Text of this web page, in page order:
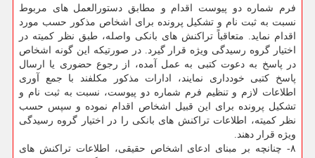
فرم شماره دو پیوست اقدام و مطابق دستورالعمل های مربوط
نسبت به ثبت نام و تشكیل پرونده برای اشخاص مذكور حسب مورد
اقدام نماید. متعاقباً تراكنش های بانكی واصله، طبق نظر كمیته در
اختیار گروه رسیدگی ویژه قرار گیرد. در صورتیكه این گونه اشخاص
در پاسخ به دعوت كتبی به عمل آمده، از رجوع حضوری یا ارسال
پاسخ كتبی خودداری نمایند، ادارات مذكور مكلفند با جمع آوری
اطلاعات لازم و تنظیم فرم شماره دو پیوست، نسبت به ثبت نام و
تشكیل پرونده برای این قبیل اشخاص اقدام نموده و سپس حسب
نظر كمیته، اطلاعات تراكنش های بانكی را در اختیار گروه رسیدگی
ویژه قرار دهند.
۸- چنانچه بر مبنای ادعای اشخاص حقیقی، اطلاعات تراكنش های